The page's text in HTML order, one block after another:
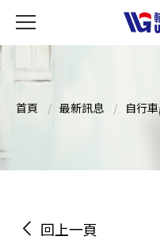
首頁 最新訊息 自行
回上一頁